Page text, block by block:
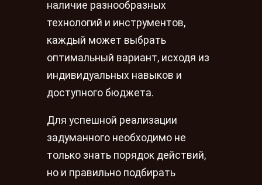
наличие разнообразных
технологий и инструментов,
каждый может выбрать
оптимальный вариант, исходя из
индивидуальных навыков и
доступного бюджета.
Для успешной реализации
задуманного необходимо не
только знать порядок действий,
но и правильно подбирать